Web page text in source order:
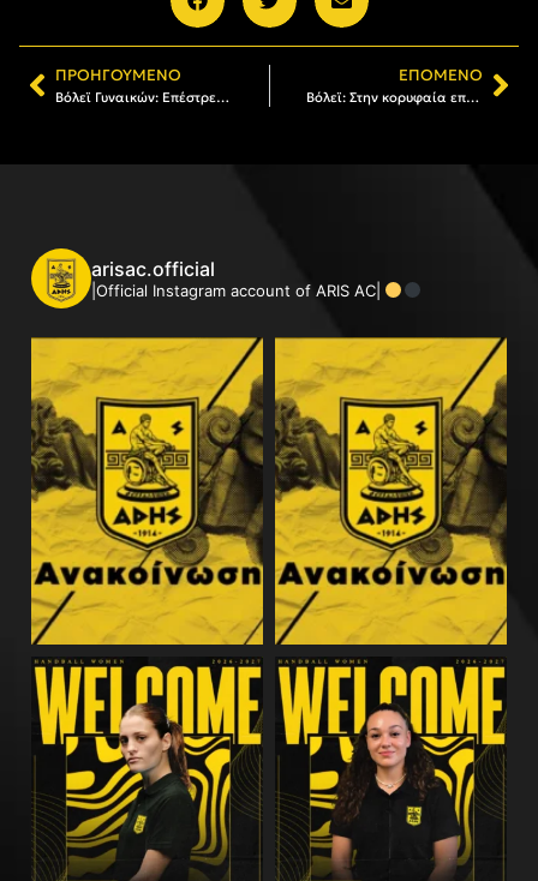
ΠΡΟΗΓΟΎΜΕΝΟ
Βόλεϊ Γυναικών: Επέστρεψε στις νίκες με εμφατικό τρόπο ο ΑΡΗΣ (3-0)
ΕΠΌΜΕΝΟ
Βόλεϊ: Στην κορυφαία επτάδα της αγωνιστικής η Άγκοστ
arisac.official
|Official Instagram account of ARIS AC|